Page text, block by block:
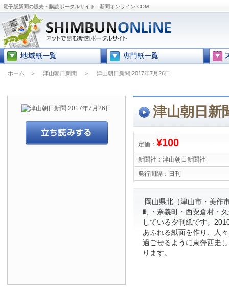
電子版新聞の販売・購読ポータルサイト - 新聞オンライン.COM
ホーム ＞ 津山朝日新聞 ＞ 津山朝日新聞 2017年7月26日
津山朝日新
定価： ¥100
新聞社： 津山朝日新聞社
発行間隔： 日刊
岡山県北（津山市・美作
町・奈義町・西粟倉村・
している夕刊紙です。
あふれる紙面を作り、人
過ごせるように東奔西走
ります。